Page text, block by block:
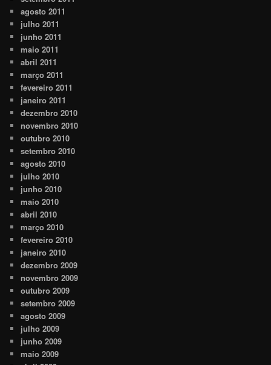
agosto 2011
julho 2011
junho 2011
maio 2011
abril 2011
março 2011
fevereiro 2011
janeiro 2011
dezembro 2010
novembro 2010
outubro 2010
setembro 2010
agosto 2010
julho 2010
junho 2010
maio 2010
abril 2010
março 2010
fevereiro 2010
janeiro 2010
dezembro 2009
novembro 2009
outubro 2009
setembro 2009
agosto 2009
julho 2009
junho 2009
maio 2009